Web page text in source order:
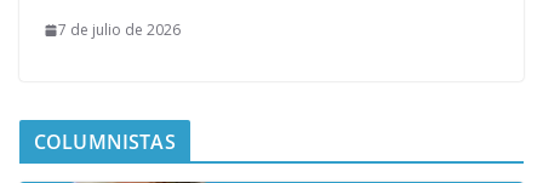
7 de julio de 2026
COLUMNISTAS